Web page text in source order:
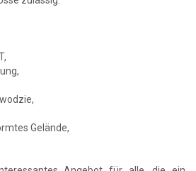
Gelände,